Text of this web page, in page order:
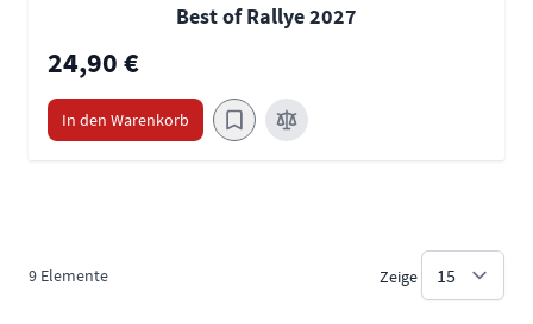
Best of Rallye 2027
24,90 €
In den Warenkorb
9 Elemente Zeige